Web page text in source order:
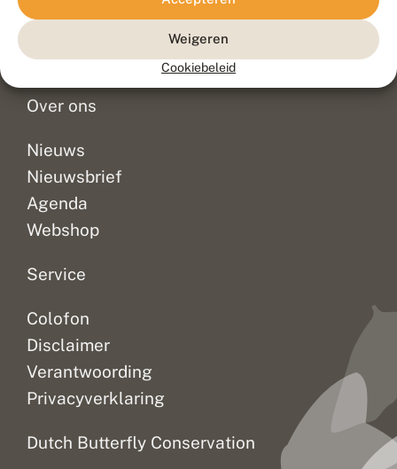
Weigeren
Cookiebeleid
Veelgestelde vragen
Doneer
Over ons
Nieuws
Nieuwsbrief
Agenda
Webshop
Service
Colofon
Disclaimer
Verantwoording
Privacyverklaring
Dutch Butterfly Conservation